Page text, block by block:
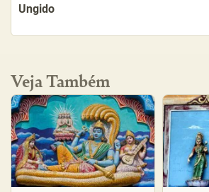
Ungido
Veja Também